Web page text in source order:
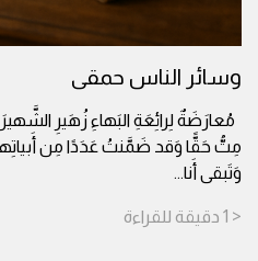
وسائر الناس حمقى
مُعارَضَةٌ لِرائِعَةِ البَهاءِ زُهَيرِ
مِتُّ حَقًّا وَقد ضَمَّنتُ عَدَدًا مِن
وَتَبقى أَنا...
< 1 دقيقة للقراءة